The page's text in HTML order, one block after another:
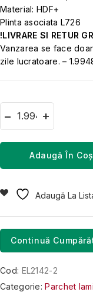
Material: HDF+
Plinta asociata L726
!LIVRARE SI RETUR
Vanzarea se face
zile lucratoare. –
Adaugă În Coș
Adaugă La
Continuă
Cod: EL2142-2
Categorie:Parchet